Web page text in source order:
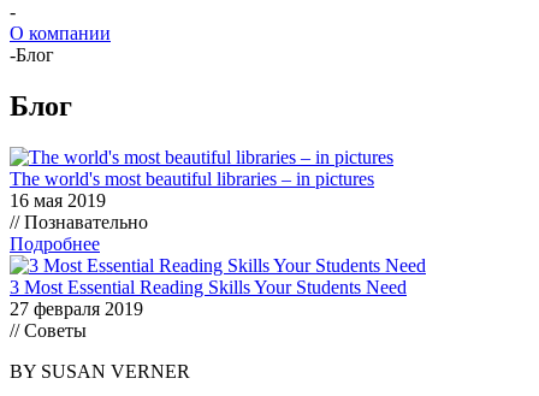
-
О компании
-Блог
Блог
The world's most beautiful libraries – in pictures
16 мая 2019
// Познавательно
Подробнее
3 Most Essential Reading Skills Your Students Need
27 февраля 2019
// Советы
BY SUSAN VERNER